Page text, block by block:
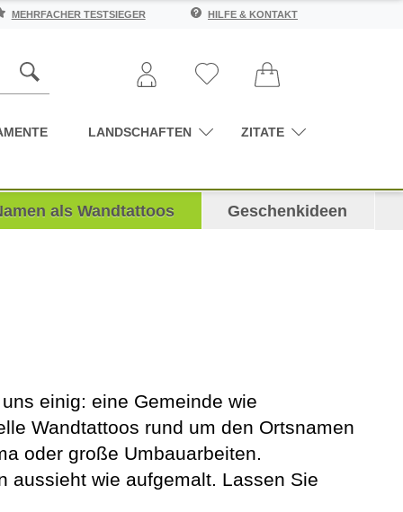
MEHRFACHER TESTSIEGER HILFE & KONTAKT
LANDSCHAFTEN ZITATE
als Wandtattoos Geschenkideen
einig: eine Gemeinde wie
Wandtattoos rund um den Ortsnamen
oder große Umbauarbeiten.
aussieht wie aufgemalt. Lassen Sie